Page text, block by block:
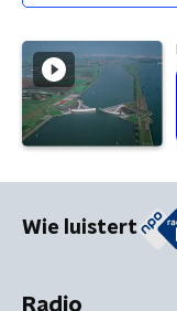
Wie luistert
Radio